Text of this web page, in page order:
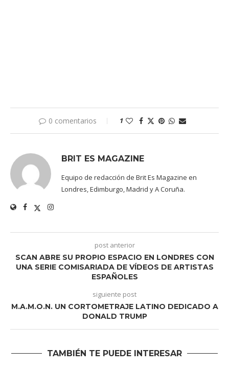
0 comentarios 1
BRIT ES MAGAZINE
Equipo de redacción de Brit Es Magazine en
Londres, Edimburgo, Madrid y A Coruña.
post anterior
SCAN ABRE SU PROPIO ESPACIO EN LONDRES CON
UNA SERIE COMISARIADA DE VÍDEOS DE ARTISTAS
ESPAÑOLES
siguiente post
M.A.M.O.N. UN CORTOMETRAJE LATINO DEDICADO A
DONALD TRUMP
TAMBIÉN TE PUEDE INTERESAR